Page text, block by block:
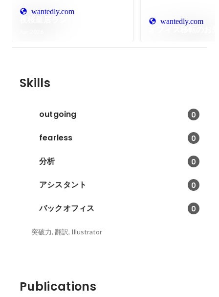
wantedly.com
wantedly.com
Skills
outgoing 0
fearless 0
分析 0
アシスタント 0
バックオフィス 0
突破力, 翻訳, Illustrator
Publications